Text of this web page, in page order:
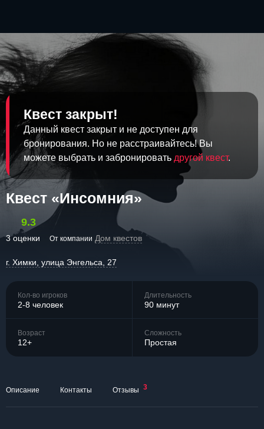
Квест закрыт!
Данный квест закрыт и не доступен для
бронирования. Но не расстраивайтесь! Вы
можете выбрать и забронировать другой квест.
Квест «Инсомния»
9.3
3 оценки От компании Дом квестов
г. Химки, улица Энгельса, 27
Кол-во игроков
2-8 человек
Длительность
90 минут
Возраст
12+
Сложность
Простая
Описание Контакты Отзывы 3